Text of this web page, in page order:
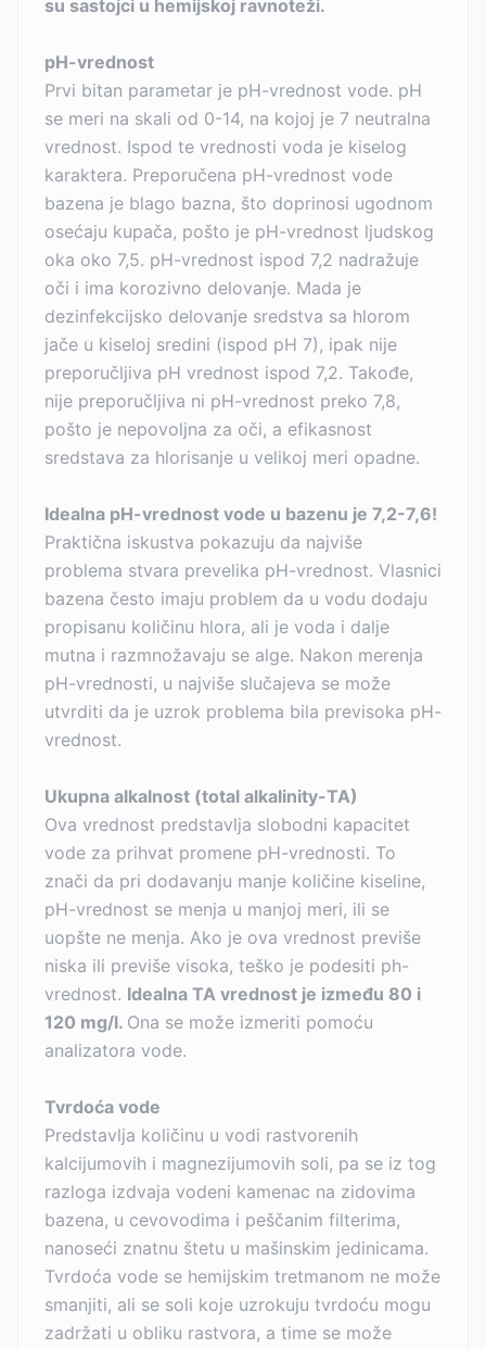
su sastojci u hemijskoj ravnoteži.
pH-vrednost
Prvi bitan parametar je pH-vrednost vode. pH
se meri na skali od 0-14, na kojoj je 7 neutralna
vrednost. Ispod te vrednosti voda je kiselog
karaktera. Preporučena pH-vrednost vode
bazena je blago bazna, što doprinosi ugodnom
osećaju kupača, pošto je pH-vrednost ljudskog
oka oko 7,5. pH-vrednost ispod 7,2 nadražuje
oči i ima korozivno delovanje. Mada je
dezinfekcijsko delovanje sredstva sa hlorom
jače u kiseloj sredini (ispod pH 7), ipak nije
preporučljiva pH vrednost ispod 7,2. Takođe,
nije preporučljiva ni pH-vrednost preko 7,8,
pošto je nepovoljna za oči, a efikasnost
sredstava za hlorisanje u velikoj meri opadne.
Idealna pH-vrednost vode u bazenu je 7,2-7,6!
Praktična iskustva pokazuju da najviše
problema stvara prevelika pH-vrednost. Vlasnici
bazena često imaju problem da u vodu dodaju
propisanu količinu hlora, ali je voda i dalje
mutna i razmnožavaju se alge. Nakon merenja
pH-vrednosti, u najviše slučajeva se može
utvrditi da je uzrok problema bila previsoka pH-
vrednost.
Ukupna alkalnost (total alkalinity-TA)
Ova vrednost predstavlja slobodni kapacitet
vode za prihvat promene pH-vrednosti. To
znači da pri dodavanju manje količine kiseline,
pH-vrednost se menja u manjoj meri, ili se
uopšte ne menja. Ako je ova vrednost previše
niska ili previše visoka, teško je podesiti ph-
vrednost. Idealna TA vrednost je između 80 i
120 mg/l. Ona se može izmeriti pomoću
analizatora vode.
Tvrdoća vode
Predstavlja količinu u vodi rastvorenih
kalcijumovih i magnezijumovih soli, pa se iz tog
razloga izdvaja vodeni kamenac na zidovima
bazena, u cevovodima i peščanim filterima,
nanoseći znatnu štetu u mašinskim jedinicama.
Tvrdoća vode se hemijskim tretmanom ne može
smanjiti, ali se soli koje uzrokuju tvrdoću mogu
zadržati u obliku rastvora, a time se može